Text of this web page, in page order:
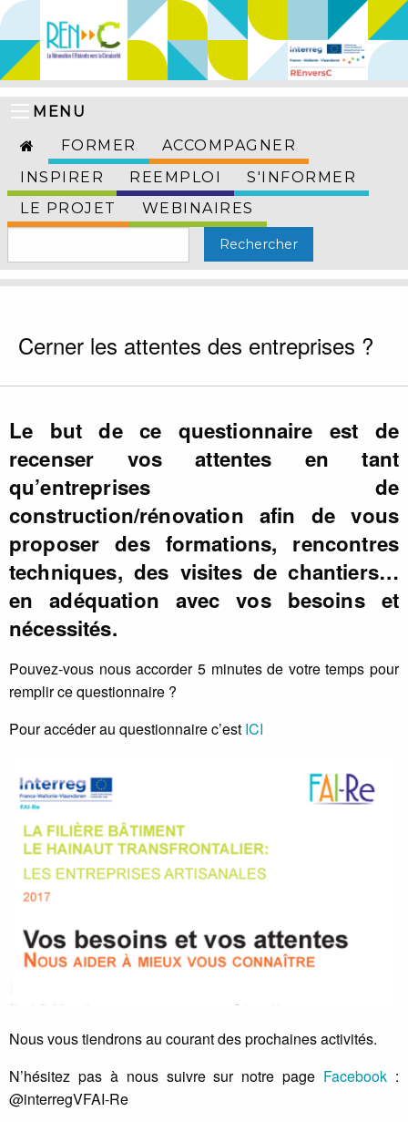
MENU
FORMER
ACCOMPAGNER
INSPIRER
REEMPLOI
S'INFORMER
LE PROJET
WEBINAIRES
Cerner les attentes des entreprises ?
Le but de ce questionnaire est de
recenser vos attentes en tant
qu’entreprises de
construction/rénovation afin de vous
proposer des formations, rencontres
techniques, des visites de chantiers…
en adéquation avec vos besoins et
nécessités.
Pouvez-vous nous accorder 5 minutes de votre temps pour
remplir ce questionnaire ?
Pour accéder au questionnaire c’est ICI
Nous vous tiendrons au courant des prochaines activités.
N’hésitez pas à nous suivre sur notre page Facebook :
@interregVFAI-Re